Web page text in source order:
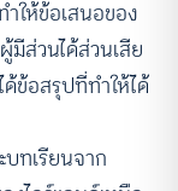
ให้ข้อเสนอของ
ส่วนได้ส่วนเสีย
ข้อสรุปที่ทำให้ได้
บทเรียนจาก